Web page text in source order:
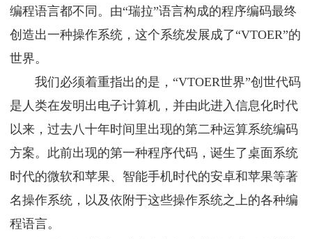
编程语言都不同。由“瑞拉”语言构成的程序编码最终
创造出一种操作系统，这个系统发展成了“VTOER”的
世界。
我们必须着重指出的是，“VTOER世界”创世代码
是人类在发明出电子计算机，并由此进入信息化时代
以来，过去八十年时间里出现的第二种运算系统编码
方案。此前出现的第一种程序代码，诞生了桌面系统
时代的微软和苹果、智能手机时代的安卓和苹果等著
名操作系统，以及依附于这些操作系统之上的各种编
程语言。